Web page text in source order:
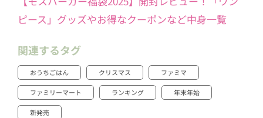
ピース」グッズやお得なクーポンなど中身一覧
関連するタグ
おうちごはん クリスマス ファミマ
ファミリーマート ランキング 年末年始
新発売